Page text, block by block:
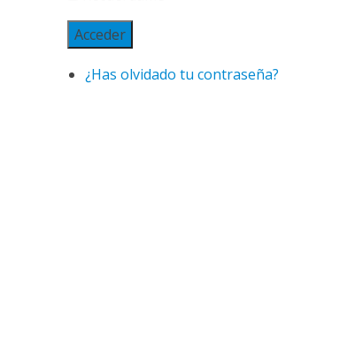
Acceder
¿Has olvidado tu contraseña?